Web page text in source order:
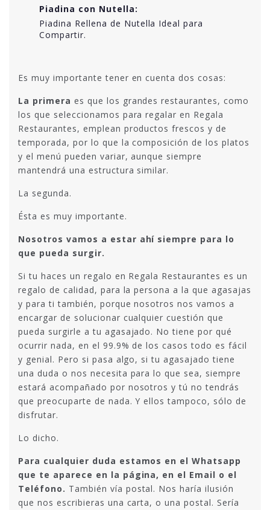
Piadina con Nutella:
Piadina Rellena de Nutella Ideal para
Compartir.
Es muy importante tener en cuenta dos cosas:
La primera es que los grandes restaurantes, como
los que seleccionamos para regalar en Regala
Restaurantes, emplean productos frescos y de
temporada, por lo que la composición de los platos
y el menú pueden variar, aunque siempre
mantendrá una estructura similar.
La segunda.
Ésta es muy importante.
Nosotros vamos a estar ahí siempre para lo
que pueda surgir.
Si tu haces un regalo en Regala Restaurantes es un
regalo de calidad, para la persona a la que agasajas
y para ti también, porque nosotros nos vamos a
encargar de solucionar cualquier cuestión que
pueda surgirle a tu agasajado. No tiene por qué
ocurrir nada, en el 99.9% de los casos todo es fácil
y genial. Pero si pasa algo, si tu agasajado tiene
una duda o nos necesita para lo que sea, siempre
estará acompañado por nosotros y tú no tendrás
que preocuparte de nada. Y ellos tampoco, sólo de
disfrutar.
Lo dicho.
Para cualquier duda estamos en el Whatsapp
que te aparece en la página, en el Email o el
Teléfono. También vía postal. Nos haría ilusión
que nos escribieras una carta, o una postal. Sería